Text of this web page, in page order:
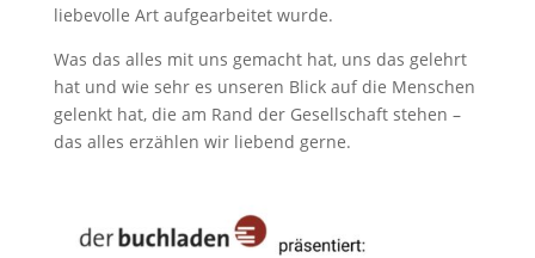
liebevolle Art aufgearbeitet wurde.
Was das alles mit uns gemacht hat, uns das gelehrt
hat und wie sehr es unseren Blick auf die Menschen
gelenkt hat, die am Rand der Gesellschaft stehen –
das alles erzählen wir liebend gerne.